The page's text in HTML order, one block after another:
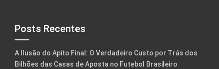
Posts Recentes
A Ilusão do Apito Final: O Verdadeiro Custo por Trás dos
Bilhões das Casas de Aposta no Futebol Brasileiro